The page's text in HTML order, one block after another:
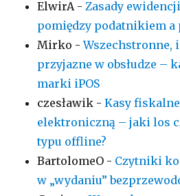
ElwirA -Zasady
pomiędzy podatnikiem
Mirko -Wszechstronne,
przyjazne w obsłudze –
marki iPOS
czesławik -Kasy
elektroniczną – jaki los
typu offline?
BartolomeO - Czytniki
w „wydaniu”